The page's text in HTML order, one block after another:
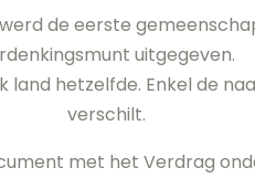
de eerste
uitgegeven.
land hetzelfde. Enkel de
verschilt.
met het Verdrag